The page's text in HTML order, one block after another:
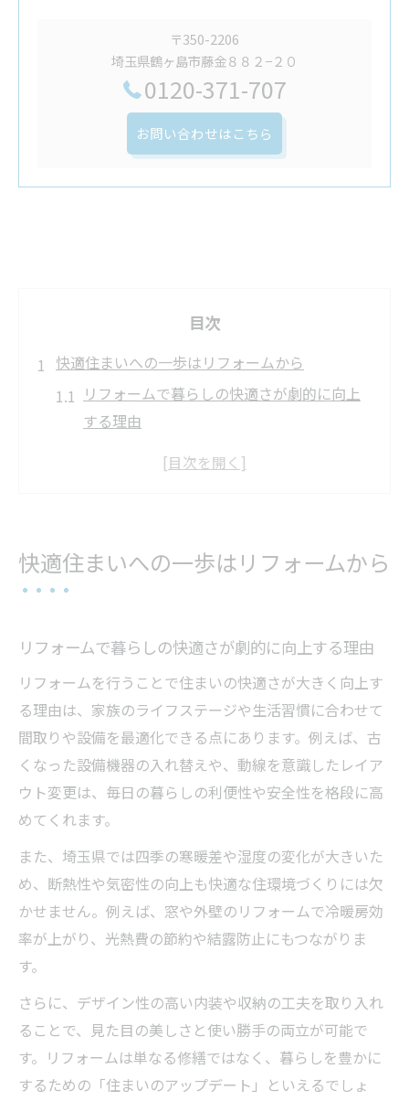
〒350-2206
埼玉県鶴ヶ島市藤金８８２−２０
0120-371-707
お問い合わせはこちら
目次
快適住まいへの一歩はリフォームから
リフォームで暮らしの快適さが劇的に向上
する理由
家族構成に合ったリフォームの進め方と成
ワンストップリノベーションで叶える理想
適生活
理想のライフスタイル実現をリフォームで叶え
る
リフォームで叶える家族の理想的なライフ
スタイル設計
収納力アップと家事効率を高めるリフォー
ム実例
自然素材を取り入れたリフォームで健康的
な住まい作り
リフォームで叶えるおしゃれな空間デザイ
ンのコツ
イント
省エネな暮らしを目指すなら今こそリフォーム
リフォームで省エネ住宅を実現する最新ト
レンド
快適住まいへの一歩はリフォームから
リフォームで暮らしの快適さが劇的に向上する理由
リフォームを行うことで住まいの快適さが大きく向上す
る理由は、家族のライフステージや生活習慣に合わせて
間取りや設備を最適化できる点にあります。例えば、古
くなった設備機器の入れ替えや、動線を意識したレイア
ウト変更は、毎日の暮らしの利便性や安全性を格段に高
めてくれます。
また、埼玉県では四季の寒暖差や湿度の変化が大きいた
め、断熱性や気密性の向上も快適な住環境づくりには欠
かせません。例えば、窓や外壁のリフォームで冷暖房効
率が上がり、光熱費の節約や結露防止にもつながりま
す。
さらに、デザイン性の高い内装や収納の工夫を取り入れ
ることで、見た目の美しさと使い勝手の両立が可能で
す。リフォームは単なる修繕ではなく、暮らしを豊かに
するための「住まいのアップデート」といえるでしょ